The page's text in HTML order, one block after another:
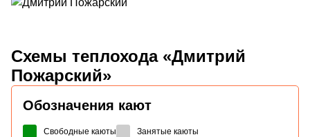
Схемы теплохода «Дмитрий
Пожарский»
Обозначения кают
Свободные каюты Занятые каюты